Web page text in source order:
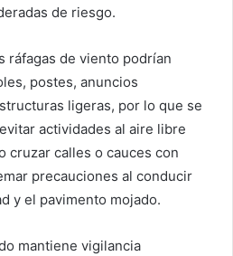
de riesgo.
ráfagas de viento podrían
postes, anuncios
ligeras, por lo que se
actividades al aire libre
cruzar calles o cauces con
precauciones al conducir
y el pavimento mojado.
mantiene vigilancia